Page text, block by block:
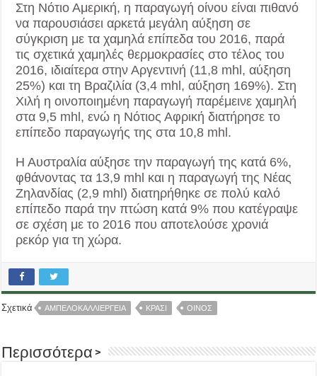
Στη Νότιο Αμερική, η παραγωγή οίνου είναι πιθανό
να παρουσιάσει αρκετά μεγάλη αύξηση σε
σύγκριση με τα χαμηλά επίπεδα του 2016, παρά
τις σχετικά χαμηλές θερμοκρασίες στο τέλος του
2016, ιδιαίτερα στην Αργεντινή (11,8 mhl, αύξηση
25%) και τη Βραζιλία (3,4 mhl, αύξηση 169%). Στη
Χιλή η οινοποιημένη παραγωγή παρέμεινε χαμηλή
στα 9,5 mhl, ενώ η Νότιος Αφρική διατήρησε το
επίπεδο παραγωγής της στα 10,8 mhl.
Η Αυστραλία αύξησε την παραγωγή της κατά 6%,
φθάνοντας τα 13,9 mhl και η παραγωγή της Νέας
Ζηλανδίας (2,9 mhl) διατηρήθηκε σε πολύ καλό
επίπεδο παρά την πτώση κατά 9% που κατέγραψε
σε σχέση με το 2016 που αποτελούσε χρονιά
ρεκόρ για τη χώρα.
Σχετικά ΑΜΠΕΛΟΚΑΛΛΙΕΡΓΕΙΑ ΚΡΑΣΙ ΟΙΝΟΣ
Περισσότερα >